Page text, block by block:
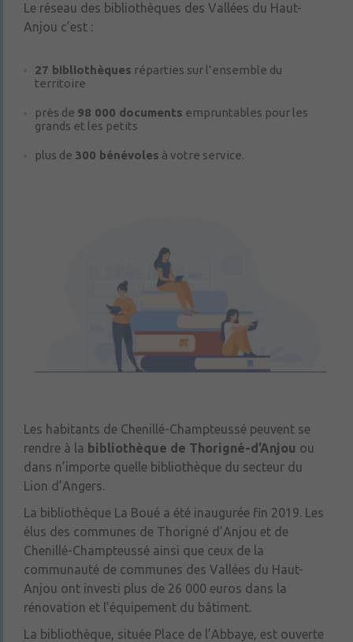
Le réseau des bibliothèques des Vallées du Haut-
Anjou c’est :
27 bibliothèques réparties sur l’ensemble du
territoire
près de 98 000 documents empruntables pour les
grands et les petits
plus de 300 bénévoles à votre service.
Les habitants de Chenillé-Champteussé peuvent se
rendre à la bibliothèque de Thorigné-d’Anjou ou
dans n’importe quelle bibliothèque du secteur du
Lion d’Angers.
La bibliothèque La Boué a été inaugurée fin 2019. Les
élus des communes de Thorigné d’Anjou et de
Chenillé-Champteussé ainsi que ceux de la
communauté de communes des Vallées du Haut-
Anjou ont investi plus de 26 000 euros dans la
rénovation et l’équipement du bâtiment.
La bibliothèque, située Place de l’Abbaye, est ouverte